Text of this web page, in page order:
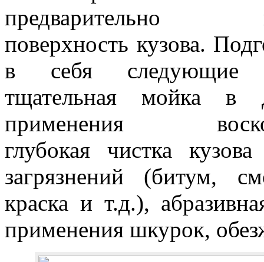
предварительно
поверхность кузова.
в себя следующие
тщательная мойка в
применения восков/
глубокая чистка
загрязнений (битум,
краска и т.д.),
применения шкурок,